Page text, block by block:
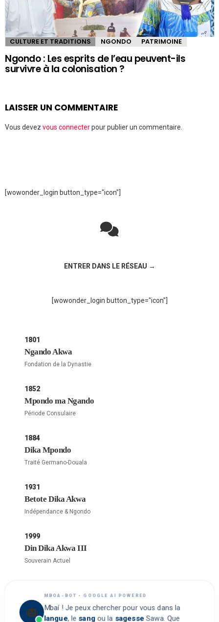
CULTURE ET TRADITIONS NGONDO PATRIMOINE
Ngondo : Les esprits de l’eau peuvent-ils
survivre à la colonisation ?
LAISSER UN COMMENTAIRE
Vous devez vous connecterpour publier un commentaire.
[wowonder_login button_type="icon"]
ENTRER DANS LE RÉSEAU →
[wowonder_login button_type="icon"]
1801
Ngando Akwa
Fondation de la Dynastie
1852
Mpondo ma Ngando
Période Consulaire
1884
Dika Mpondo
Traité Germano-Douala
1931
Betote Dika Akwa
Indépendance & Ngondo
1999
Din Dika Akwa III
Souverain Actuel
MBOA-BOT • GOOGLE AI POWERED
Mbaí ! Je peux chercher pour vous dans la
langue, le sangou la sagesseSawa. Que